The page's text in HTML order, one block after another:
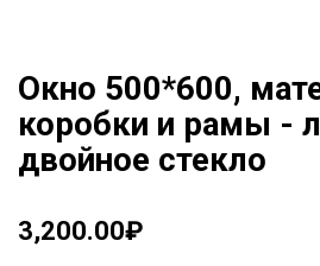
Окно 500*600,
коробки и рамы -
двойное стекло
3,200.00₽